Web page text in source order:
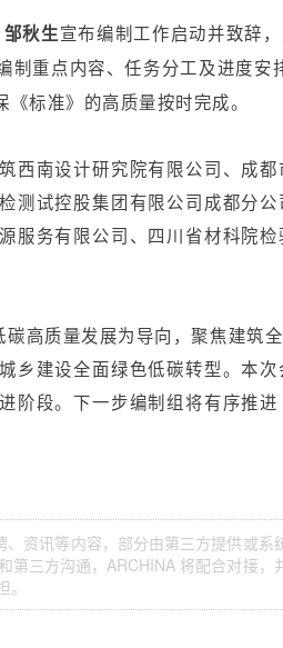
邹秋生宣布编制工作启动并致辞
制重点内容、任务分工及进度
标准》的高质量按时完成。
西南设计研究院有限公司、成
测试控股集团有限公司成都分
服务有限公司、四川省材科院
高质量发展为导向，聚焦建筑
乡建设全面绿色低碳转型。本
阶段。下一步编制组将有序推
资讯等内容，部分由第三方提供或系
第三方沟通，ARCHINA 将配合对接